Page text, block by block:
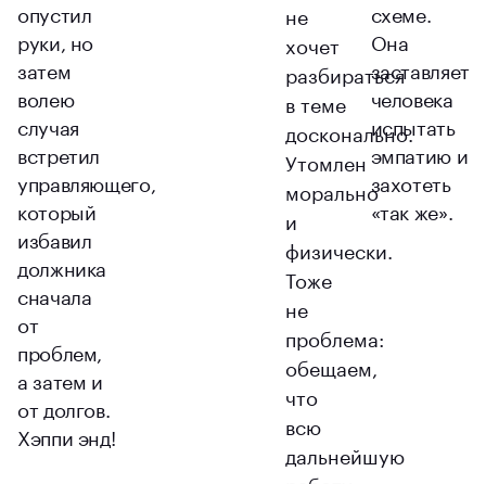
опустил
руки, но
затем
волею
случая
встретил
управляющего,
который
избавил
должника
сначала
от
проблем,
а затем и
от долгов.
Хэппи энд!
не
хочет
разбираться
в теме
досконально.
Утомлен
морально
и
физически.
Тоже
не
проблема:
обещаем,
что
всю
дальнейшую
схеме.
Она
заставляет
человека
испытать
эмпатию и
захотеть
«так же».